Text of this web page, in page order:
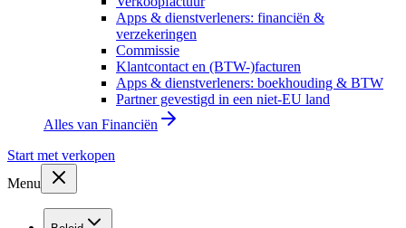
Apps & dienstverleners: financiën &
verzekeringen
Commissie
Klantcontact en (BTW-)facturen
Apps & dienstverleners: boekhouding & BTW
Partner gevestigd in een niet-EU land
Alles van Financiën
Start met verkopen
Menu